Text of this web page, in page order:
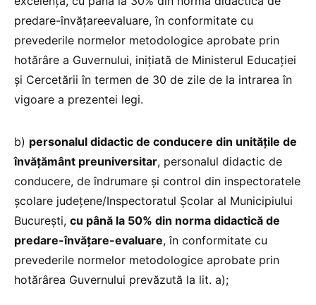
predare-învățareevaluare, în conformitate cu
prevederile normelor metodologice aprobate prin
hotărâre a Guvernului, inițiată de Ministerul Educației
și Cercetării în termen de 30 de zile de la intrarea în
vigoare a prezentei legi.
b) personalul didactic de conducere din unitățile de
învățământ preuniversitar, personalul didactic de
conducere, de îndrumare și control din inspectoratele
școlare județene/Inspectoratul Școlar al Municipiului
București, cu până la 50% din norma didactică de
predare-învățare-evaluare, în conformitate cu
prevederile normelor metodologice aprobate prin
hotărârea Guvernului prevăzută la lit. a);